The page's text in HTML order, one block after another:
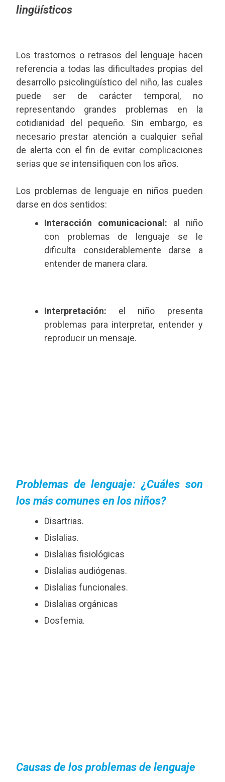
lingüísticos
Los trastornos o retrasos del lenguaje hacen
referencia a todas las dificultades propias del
desarrollo psicolingüístico del niño, las cuales
puede ser de carácter temporal, no
representando grandes problemas en la
cotidianidad del pequeño. Sin embargo, es
necesario prestar atención a cualquier señal
de alerta con el fin de evitar complicaciones
serias que se intensifiquen con los años.
Los problemas de lenguaje en niños pueden
darse en dos sentidos:
Interacción comunicacional: al niño
con problemas de lenguaje se le
dificulta considerablemente darse a
entender de manera clara.
Interpretación: el niño presenta
problemas para interpretar, entender y
reproducir un mensaje.
Problemas de lenguaje: ¿Cuáles son
los más comunes en los niños?
Disartrias.
Dislalias.
Dislalias fisiológicas
Dislalias audiógenas.
Dislalias funcionales.
Dislalias orgánicas
Dosfemia.
Causas de los problemas de lenguaje